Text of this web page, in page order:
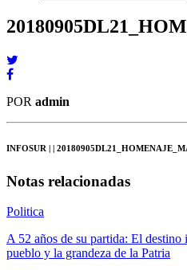
POR admin
INFOSUR | |
Notas relacionadas
Politica
A 52 años de su partida: El
pueblo y la grandeza de la Patria